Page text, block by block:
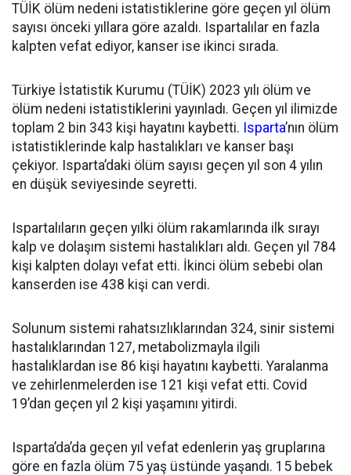
TÜİK ölüm nedeni istatistiklerine göre geçen yıl ölüm
sayısı önceki yıllara göre azaldı. Ispartalılar en fazla
kalpten vefat ediyor, kanser ise ikinci sırada.
Türkiye İstatistik Kurumu (TÜİK) 2023 yılı ölüm ve
ölüm nedeni istatistiklerini yayınladı. Geçen yıl ilimizde
toplam 2 bin 343 kişi hayatını kaybetti. Isparta’nın ölüm
istatistiklerinde kalp hastalıkları ve kanser başı
çekiyor. Isparta’daki ölüm sayısı geçen yıl son 4 yılın
en düşük seviyesinde seyretti.
Ispartalıların geçen yılki ölüm rakamlarında ilk sırayı
kalp ve dolaşım sistemi hastalıkları aldı. Geçen yıl 784
kişi kalpten dolayı vefat etti. İkinci ölüm sebebi olan
kanserden ise 438 kişi can verdi.
Solunum sistemi rahatsızlıklarından 324, sinir sistemi
hastalıklarından 127, metabolizmayla ilgili
hastalıklardan ise 86 kişi hayatını kaybetti. Yaralanma
ve zehirlenmelerden ise 121 kişi vefat etti. Covid
19’dan geçen yıl 2 kişi yaşamını yitirdi.
Isparta’da’da geçen yıl vefat edenlerin yaş gruplarına
göre en fazla ölüm 75 yaş üstünde yaşandı. 15 bebek